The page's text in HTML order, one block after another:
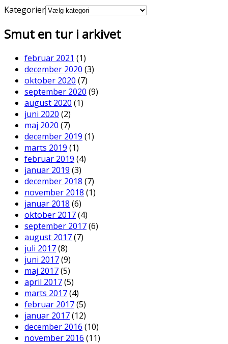
Kategorier
Smut en tur i arkivet
februar 2021 (1)
december 2020 (3)
oktober 2020 (7)
september 2020 (9)
august 2020 (1)
juni 2020 (2)
maj 2020 (7)
december 2019 (1)
marts 2019 (1)
februar 2019 (4)
januar 2019 (3)
december 2018 (7)
november 2018 (1)
januar 2018 (6)
oktober 2017(4)
september 2017(6)
august 2017(7)
juli 2017(8)
juni 2017(9)
maj 2017(5)
april 2017(5)
marts 2017(4)
februar 2017(5)
januar 2017(12)
december 2016 (10)
november 2016 (11)